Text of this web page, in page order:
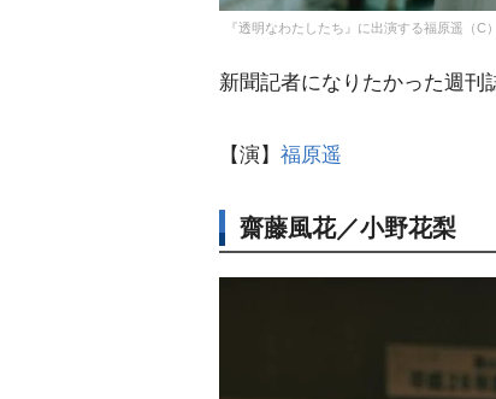
『透明なわたしたち』に出演する福原遥（C
新聞記者になりたかった週刊
【演】 福原遥
齋藤風花／小野花梨